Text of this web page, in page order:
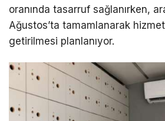
oranında tasarruf sağlanırken,
Ağustos’ta tamamlanarak
getirilmesi planlanıyor.